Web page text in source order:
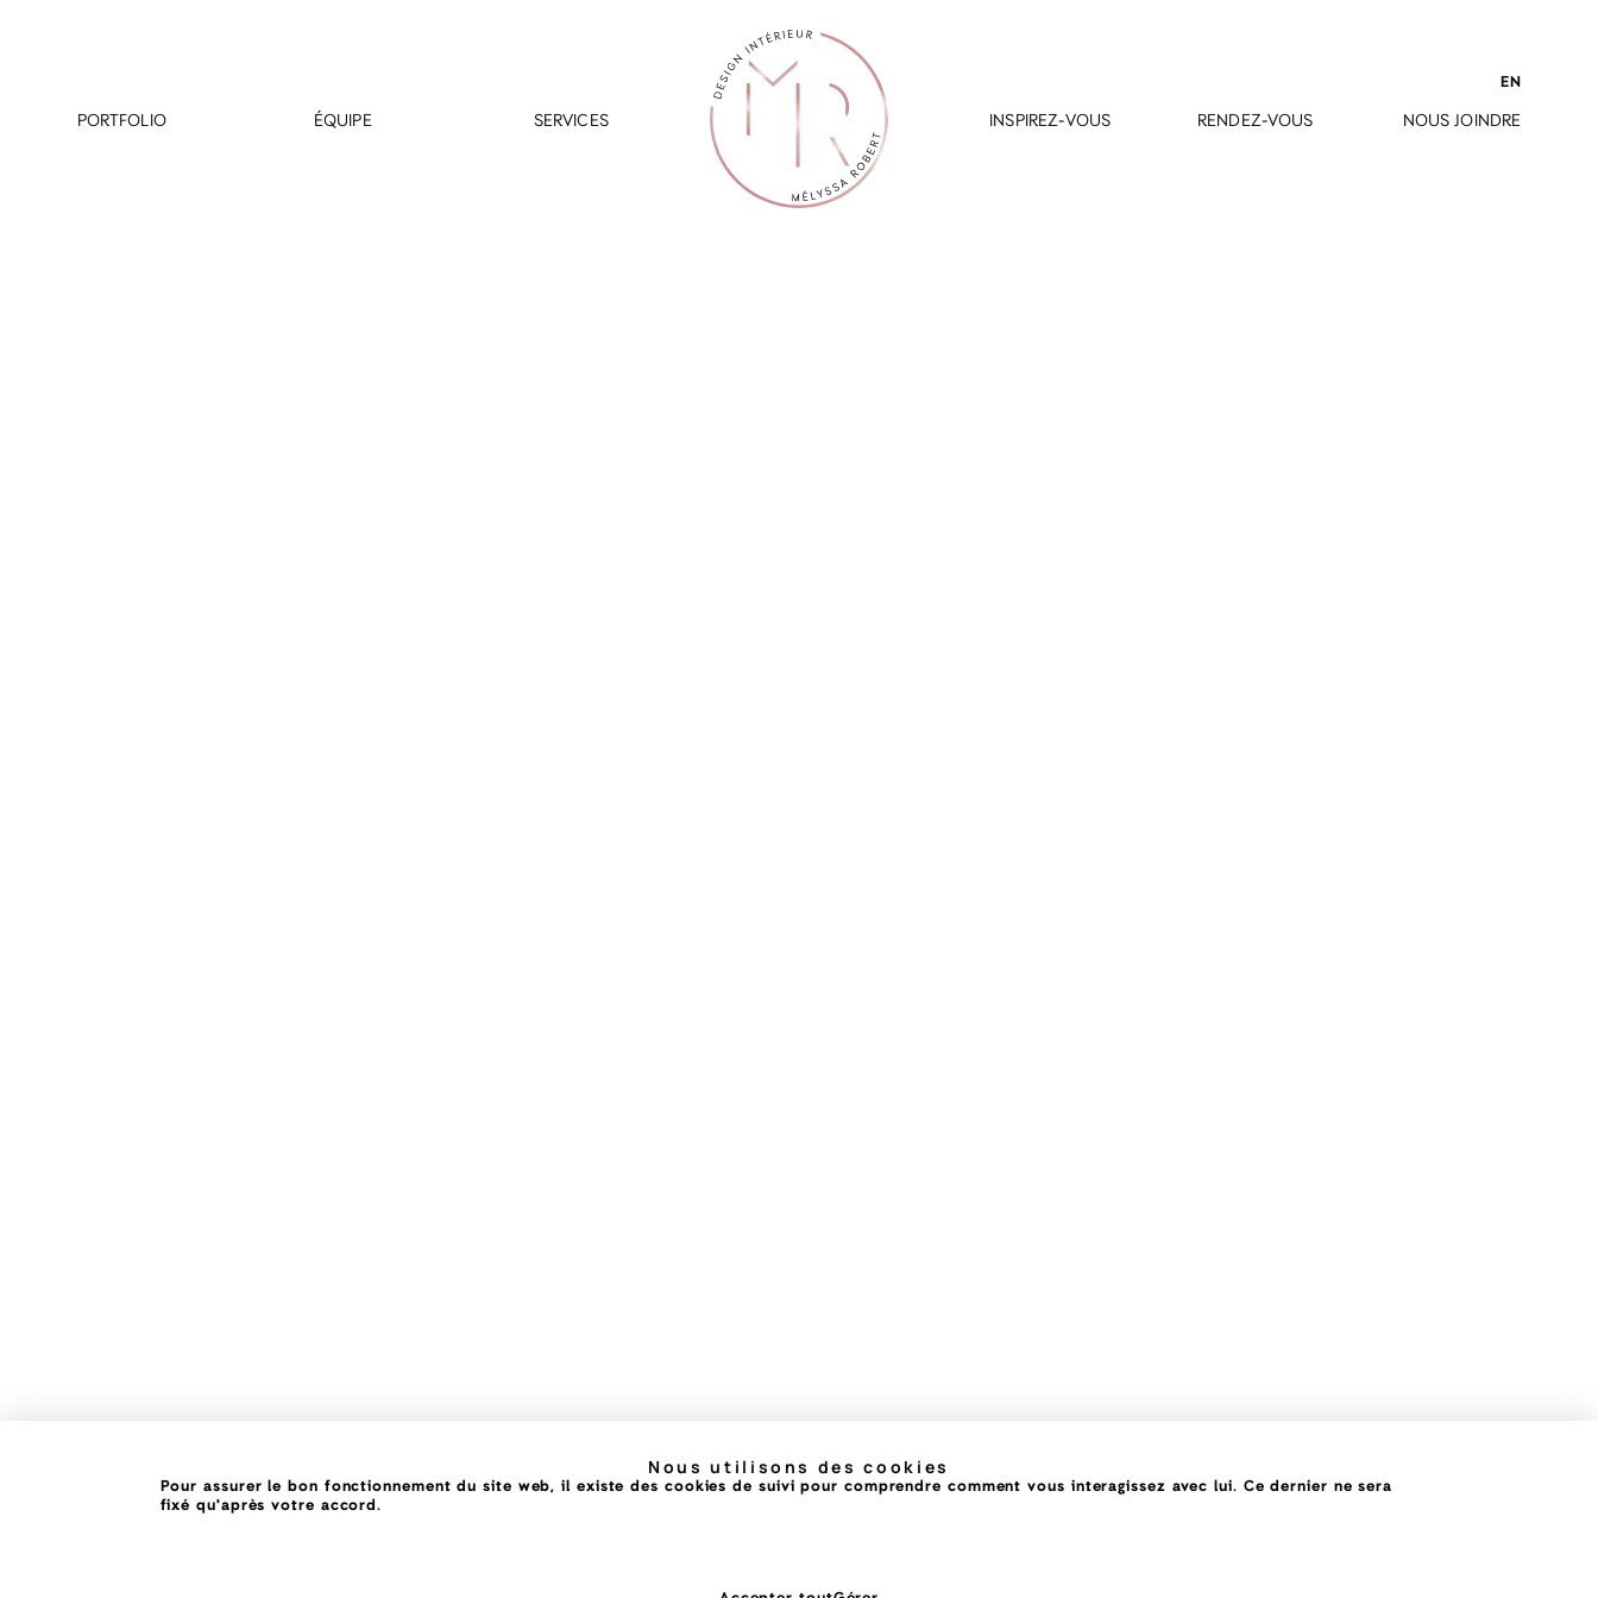
EN
PORTFOLIO ÉQUIPE SERVICES INSPIREZ-VOUS RENDEZ-VOUS NOUS JOINDRE
Nous utilisons des cookies
Pour assurer le bon fonctionnement du site web, il existe des cookies de suivi pour comprendre comment vous interagissez avec lui. Ce dernier ne sera
fixé qu'après votre accord.